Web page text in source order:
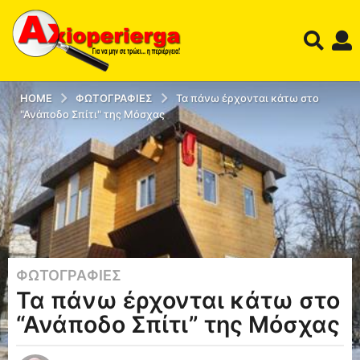
HOME ΦΩΤΟΓΡΑΦΊΕΣ
Τα πάνω έρχονται κάτω στο
"Ανάποδο Σπίτι" της Μόσχας
1
3
έ
ΦΩΤΟΓΡΑΦΊΕΣ
Τα πάνω έρχονται κάτω στο
“Ανάποδο Σπίτι” της Μόσχας